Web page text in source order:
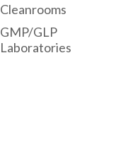
Cleanrooms
GMP/GLP
Laboratories